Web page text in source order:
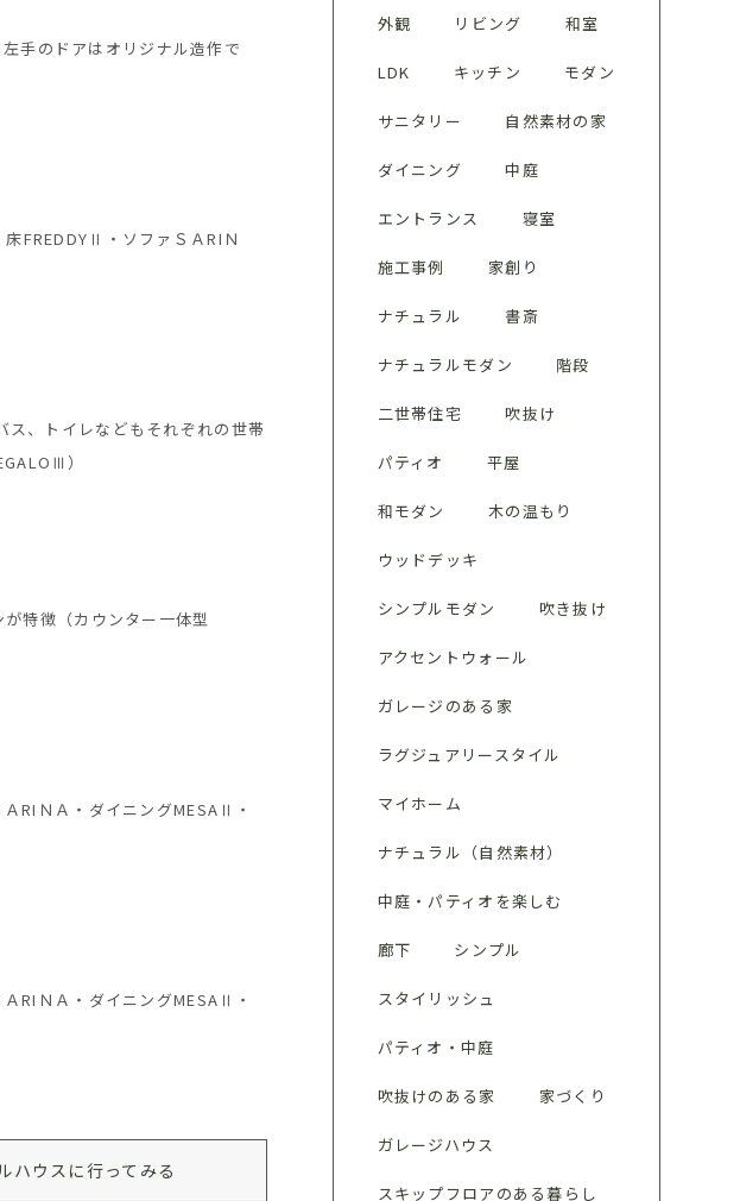
手のドアはオリジナル造作で
FREDDYⅡ・ソファＳＡRIＮ
、トイレなどもそれぞれの世帯
）
特徴（カウンター一体型
RIＮＡ・ダイニングMESAⅡ・
RIＮＡ・ダイニングMESAⅡ・
ハウスに行ってみる
外観 リビング 和室
LDK キッチン モダン
サニタリー 自然素材の家
ダイニング 中庭
エントランス 寝室
施工事例 家創り
ナチュラル 書斎
ナチュラルモダン 階段
二世帯住宅 吹抜け
パティオ 平屋
和モダン 木の温もり
ウッドデッキ
シンプルモダン 吹き抜け
アクセントウォール
ガレージのある家
ラグジュアリースタイル
マイホーム
ナチュラル（自然素材）
中庭・パティオを楽しむ
廊下 シンプル
スタイリッシュ
パティオ・中庭
吹抜けのある家 家づくり
ガレージハウス
スキップフロアのある暮らし